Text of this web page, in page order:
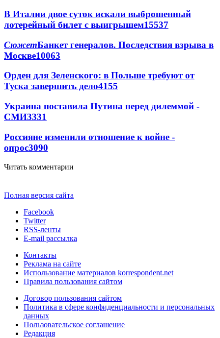
В Италии двое суток искали выброшенный
лотерейный билет с выигрышем15537
СюжетБанкет генералов. Последствия взрыва в
Москве10063
Орден для Зеленского: в Польше требуют от
Туска завершить дело4155
Украина поставила Путина перед дилеммой -
СМИ3331
Россияне изменили отношение к войне -
опрос3090
Читать комментарии
Полная версия сайта
Facebook
Twitter
RSS-ленты
E-mail рассылка
Контакты
Реклама на сайте
Использование материалов korrespondent.net
Правила пользования сайтом
Договор пользования сайтом
Политика в сфере конфиденциальности и персональных
данных
Пользовательское соглашение
Редакция